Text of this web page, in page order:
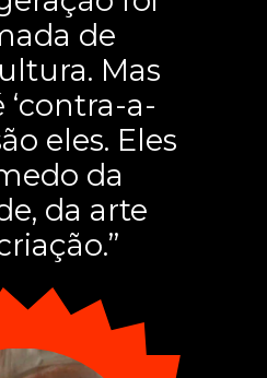
de
Mas
a-
eles. Eles
da
da arte